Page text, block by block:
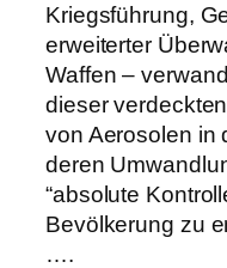
Kriegsführung,
erweiterter
Waffen –
dieser
von Aerosolen in
deren
“absolute
Bevölkerung zu
….